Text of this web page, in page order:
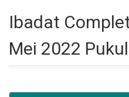
Ibadat
Mei 2022